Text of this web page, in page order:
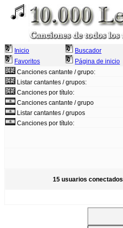
Inicio Buscador
Favoritos
Página de inicio
Canciones cantante / grupo:
Listar cantantes / grupos:
Canciones por título:
Canciones cantante / grupo
Listar cantantes / grupos
Canciones por título:
15 usuarios conectados